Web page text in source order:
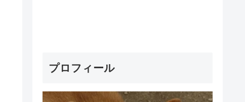
プロフィール